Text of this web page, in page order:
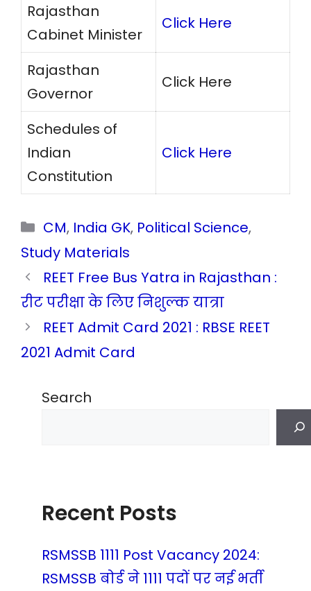
Rajasthan
Cabinet Minister
Click Here
Rajasthan
Governor
Click Here
Schedules of
Indian
Constitution
Click Here
Categories
CM, India GK, Political Science,
Study Materials
REET Free Bus Yatra in Rajasthan :
रीट परीक्षा के लिए निशुल्क यात्रा
REET Admit Card 2021 : RBSE REET
2021 Admit Card
Search
Recent Posts
RSMSSB 1111 Post Vacancy 2024:
RSMSSB बोर्ड ने 1111 पदों पर नई भर्ती